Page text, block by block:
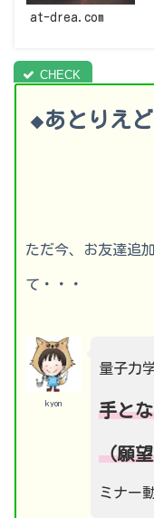
at-drea.com
◆あとりえ
ただ今、お友達追
て・・・
kyon
量子力
手と
（願
ミナー